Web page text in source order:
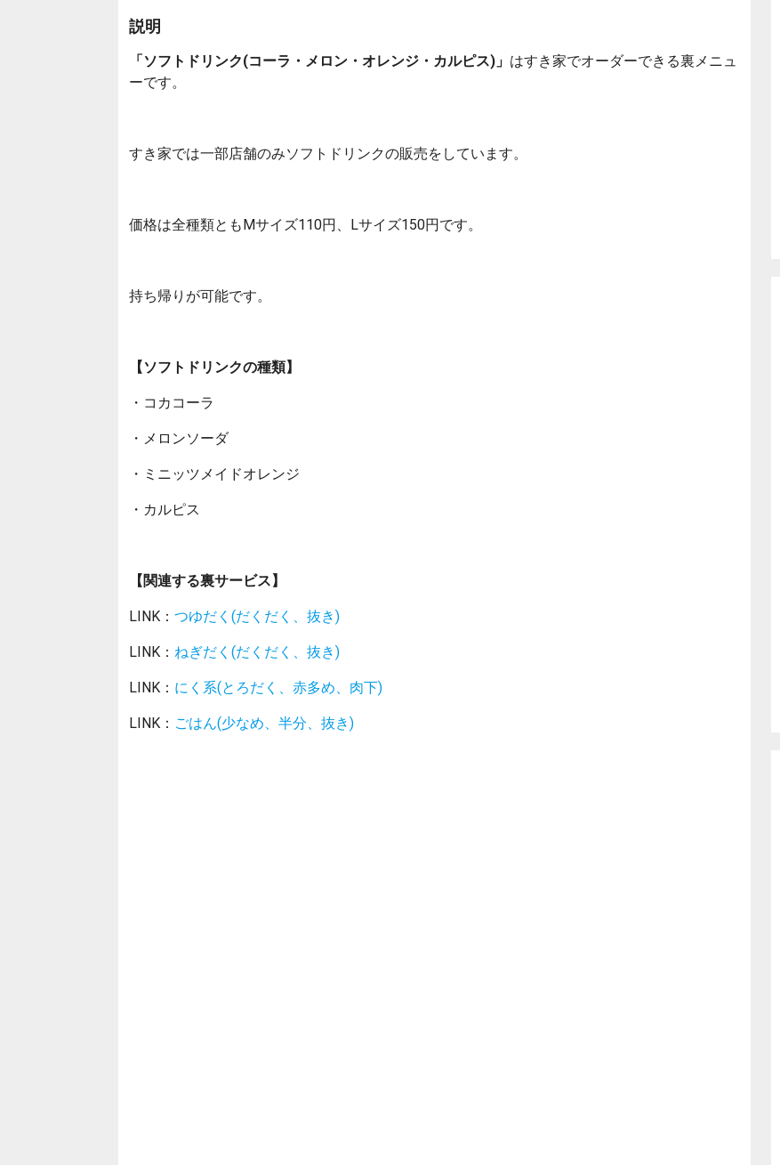
説明
「ソフトドリンク(コーラ・メロン・オレンジ・カルピス)」 はすき家でオーダーできる裏メニュ
ーです。
すき家では一部店舗のみソフトドリンクの販売をしています。
価格は全種類ともMサイズ110円、Lサイズ150円です。
持ち帰りが可能です。
【ソフトドリンクの種類】
・コカコーラ
・メロンソーダ
・ミニッツメイドオレンジ
・カルピス
【関連する裏サービス】
LINK： つゆだく(だくだく、抜き)
LINK： ねぎだく(だくだく、抜き)
LINK： にく系(とろだく、赤多め、肉下)
LINK： ごはん(少なめ、半分、抜き)